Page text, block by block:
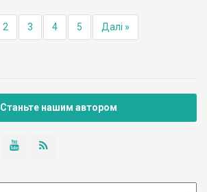
2 3 4 5 Далі »
Станьте нашим автором